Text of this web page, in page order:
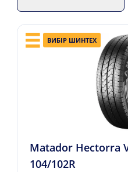
ВИБІР ШИНТЕХ
Matador Hectorra
104/102R